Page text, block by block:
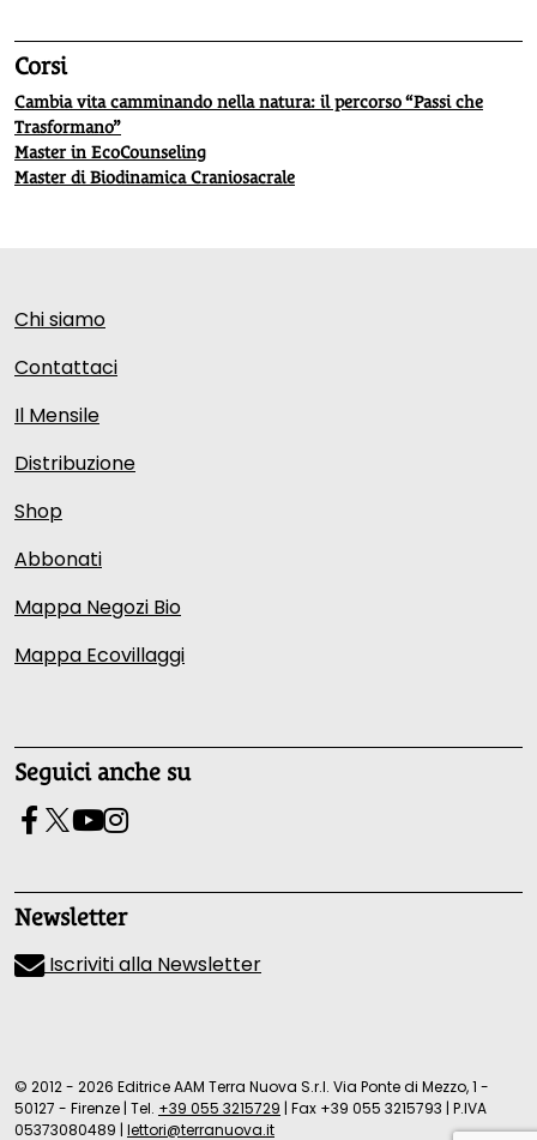
Corsi
Cambia vita camminando nella natura: il percorso “Passi che
Trasformano”
Master in EcoCounseling
Master di Biodinamica Craniosacrale
Chi siamo
Contattaci
Il Mensile
Distribuzione
Shop
Abbonati
Mappa Negozi Bio
Mappa Ecovillaggi
Seguici anche su
Newsletter
Iscriviti alla Newsletter
© 2012 - 2026 Editrice AAM Terra Nuova S.r.l. Via Ponte di Mezzo, 1 -
50127 - Firenze | Tel. +39 055 3215729 | Fax +39 055 3215793 | P.IVA
05373080489 | lettori@terranuova.it